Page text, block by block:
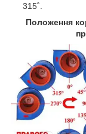
315˚.
Положення